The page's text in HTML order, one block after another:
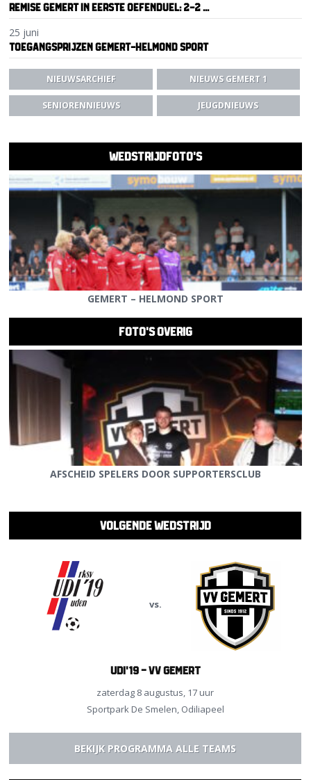
REMISE GEMERT IN EERSTE OEFENDUEL: 2-2 ...
25 juni
TOEGANGSPRIJZEN GEMERT-HELMOND SPORT
NIEUWSARCHIEF NIEUWS GEMERT 1
SENIORENNIEUWS JEUGDNIEUWS
WEDSTRIJDFOTO'S
GEMERT – HELMOND SPORT
FOTO'S OVERIG
AFSCHEID SPELERS DOOR SUPPORTERSCLUB
VOLGENDE WEDSTRIJD
vs.
UDI'19 - vv Gemert
zaterdag 8 augustus, 17 uur
Sportpark De Smelen, Odiliapeel
BEKIJK PROGRAMMA ALLE TEAMS